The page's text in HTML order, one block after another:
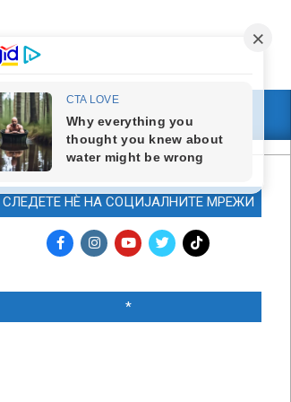
МАРКЕТИНГ
СЛЕДЕТЕ НЀ НА СОЦИЈАЛНИТЕ МРЕЖИ
*